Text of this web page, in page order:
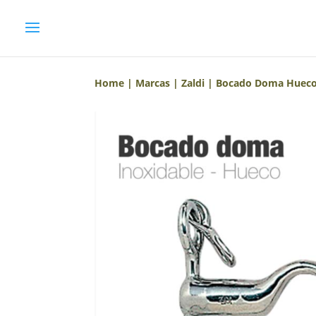
Home | Marcas |Zaldi | Bocado Doma